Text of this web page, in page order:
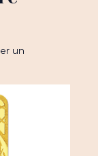
un